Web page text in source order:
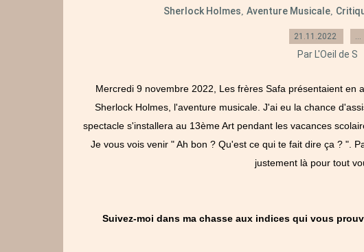
Sherlock Holmes Aventure Musicale,
21.11.2022
Par L'Oeil de S
Mercredi 9 novembre 2022, Les frères Safa présentaient en
Sherlock Holmes, l'aventure musicale. J'ai eu la chance
spectacle s'installera au 13ème Art pendant les vacances
Je vous vois venir " Ah bon ? Qu'est ce qui te fait dire ça ? ".
justement là pour tout
Suivez-moi dans ma chasse aux indices qui vous